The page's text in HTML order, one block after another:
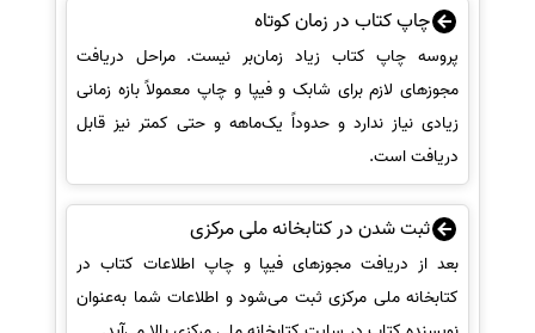
چاپ کتاب در زمان کوتاه
پروسه چاپ کتاب زیاد زمان‌بر نیست. مراحل دریافت
مجوزهای لازم برای شابک و فیپا و چاپ معمولاً بازه زمانی
زیادی نیاز ندارد و حدوداً یک‌ماهه و حتی کمتر نیز قابل
دریافت است.
ثبت شدن در کتابخانه ملی مرکزی
بعد از دریافت مجوزهای فیپا و چاپ اطلاعات کتاب در
کتابخانه ملی مرکزی ثبت می‌شود و اطلاعات شما به‌عنوان